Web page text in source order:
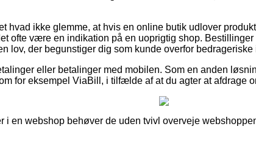
hvad ikke glemme, at hvis en online butik udlover
ofte være en indikation på en uoprigtig shop.
lov, der begunstiger dig som kunde overfor bedrageriske
eller betalinger med mobilen. Som en anden
for eksempel ViaBill, i tilfælde af at du agter at afdrage
i en webshop behøver de uden tvivl overveje